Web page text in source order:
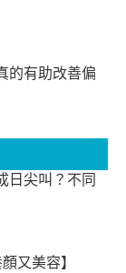
的有助改善偏
日尖叫？不同
又美容】